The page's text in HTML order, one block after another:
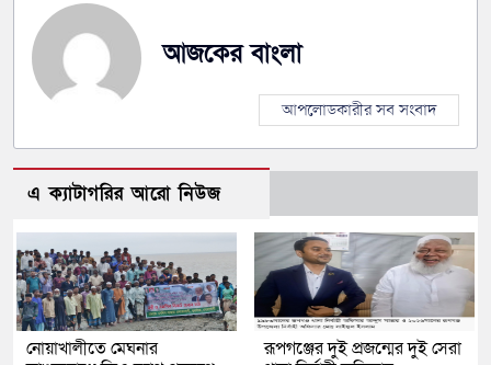
আজকের বাংলা
আপলোডকারীর সব সংবাদ
এ ক্যাটাগরির আরো নিউজ
নোয়াখালীতে মেঘনার
রূপগঞ্জের দুই প্রজন্মের দুই সেরা